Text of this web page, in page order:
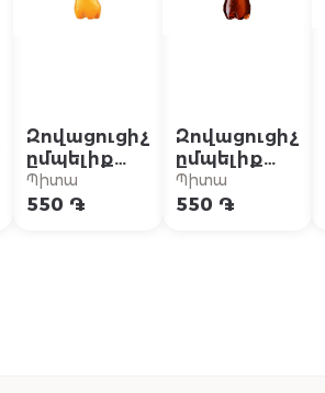
Զովացուցիչ
ըմպելիք
«Fanta» 0.5լ
Պիտա
550 ֏
Զովացուցիչ
ըմպելիք
«Coca-Cola»
0.5լ
Պիտա
550 ֏